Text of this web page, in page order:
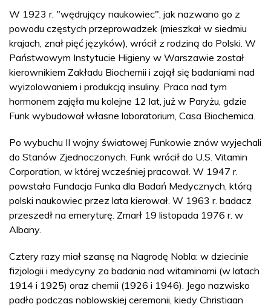
W 1923 r. "wędrujący naukowiec", jak nazwano go z
powodu częstych przeprowadzek (mieszkał w siedmiu
krajach, znał pięć języków), wrócił z rodziną do Polski. W
Państwowym Instytucie Higieny w Warszawie został
kierownikiem Zakładu Biochemii i zajął się badaniami nad
wyizolowaniem i produkcją insuliny. Praca nad tym
hormonem zajęła mu kolejne 12 lat, już w Paryżu, gdzie
Funk wybudował własne laboratorium, Casa Biochemica.
Po wybuchu II wojny światowej Funkowie znów wyjechali
do Stanów Zjednoczonych. Funk wrócił do U.S. Vitamin
Corporation, w której wcześniej pracował. W 1947 r.
powstała Fundacja Funka dla Badań Medycznych, którą
polski naukowiec przez lata kierował. W 1963 r. badacz
przeszedł na emeryturę. Zmarł 19 listopada 1976 r. w
Albany.
Cztery razy miał szansę na Nagrodę Nobla: w dziecinie
fizjologii i medycyny za badania nad witaminami (w latach
1914 i 1925) oraz chemii (1926 i 1946). Jego nazwisko
padło podczas noblowskiej ceremonii, kiedy Christiaan